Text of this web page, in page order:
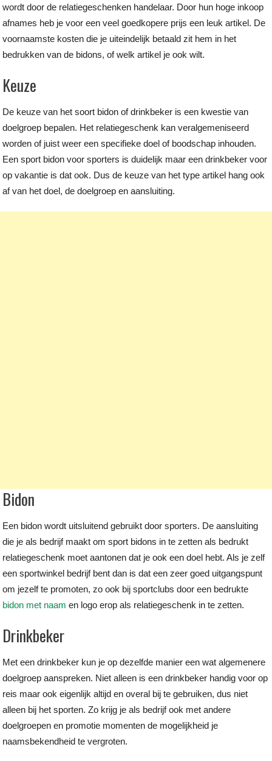
wordt door de relatiegeschenken handelaar. Door hun hoge inkoop
afnames heb je voor een veel goedkopere prijs een leuk artikel. De
voornaamste kosten die je uiteindelijk betaald zit hem in het
bedrukken van de bidons, of welk artikel je ook wilt.
Keuze
De keuze van het soort bidon of drinkbeker is een kwestie van
doelgroep bepalen. Het relatiegeschenk kan veralgemeniseerd
worden of juist weer een specifieke doel of boodschap inhouden.
Een sport bidon voor sporters is duidelijk maar een drinkbeker voor
op vakantie is dat ook. Dus de keuze van het type artikel hang ook
af van het doel, de doelgroep en aansluiting.
Bidon
Een bidon wordt uitsluitend gebruikt door sporters. De aansluiting
die je als bedrijf maakt om sport bidons in te zetten als bedrukt
relatiegeschenk moet aantonen dat je ook een doel hebt. Als je zelf
een sportwinkel bedrijf bent dan is dat een zeer goed uitgangspunt
om jezelf te promoten, zo ook bij sportclubs door een bedrukte
bidon met naam en logo erop als relatiegeschenk in te zetten.
Drinkbeker
Met een drinkbeker kun je op dezelfde manier een wat algemenere
doelgroep aanspreken. Niet alleen is een drinkbeker handig voor op
reis maar ook eigenlijk altijd en overal bij te gebruiken, dus niet
alleen bij het sporten. Zo krijg je als bedrijf ook met andere
doelgroepen en promotie momenten de mogelijkheid je
naamsbekendheid te vergroten.